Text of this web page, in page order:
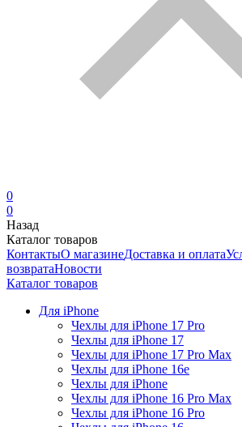
0
0
Назад
Каталог товаров
КонтактыО магазинеДоставка и оплата
возвратаНовости
Каталог товаров
Для iPhone
Чехлы для iPhone 17 Pro
Чехлы для iPhone 17
Чехлы для iPhone 17 Pro Max
Чехлы для iPhone 16e
Чехлы для iPhone
Чехлы для iPhone 16 Pro Max
Чехлы для iPhone 16 Pro